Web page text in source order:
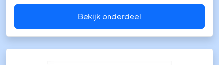
Bekijk onderdeel